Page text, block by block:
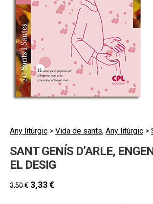
EL MEU COMPTE
CERCAR
CAT
ESP
Any litúrgic > Vida de sants, Any litúrgic >
SANT GENÍS D’ARLE,
EL DESIG
3,50€ 3,33€